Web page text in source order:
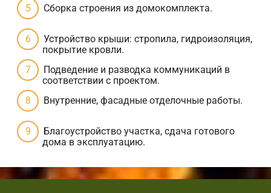
Сборка строения из домокомплекта.
Устройство крыши: стропила, гидроизоляция,
покрытие кровли.
Подведение и разводка коммуникаций в
соответствии с проектом.
Внутренние, фасадные отделочные работы.
Благоустройство участка, сдача готового
дома в эксплуатацию.